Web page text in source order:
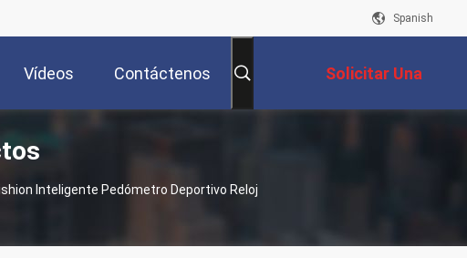
Spanish
Vídeos Contáctenos Solicitar Una
Cotización
Inteligente Pedómetro Deportivo Reloj